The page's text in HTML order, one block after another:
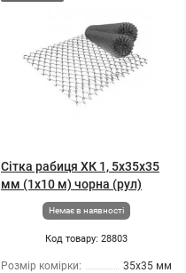
Сітка рабиця ХК 1, 5x35x35
мм (1x10 м) чорна (рул)
Немає в наявності
Код товару: 28803
Розмір комірки:
35х35 мм